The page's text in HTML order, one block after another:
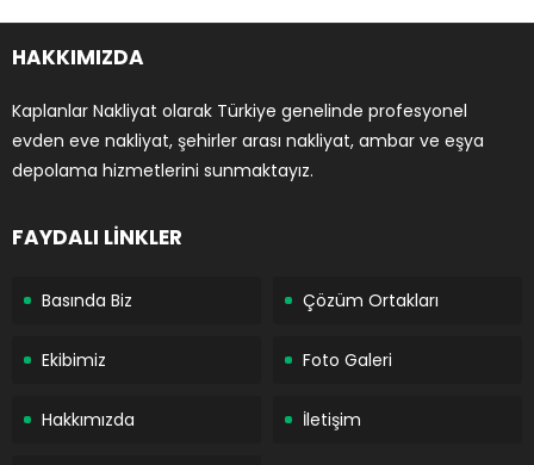
HAKKIMIZDA
Kaplanlar Nakliyat olarak Türkiye genelinde profesyonel
evden eve nakliyat, şehirler arası nakliyat, ambar ve eşya
depolama hizmetlerini sunmaktayız.
FAYDALI LİNKLER
Basında Biz Çözüm Ortakları
Ekibimiz Foto Galeri
Hakkımızda İletişim